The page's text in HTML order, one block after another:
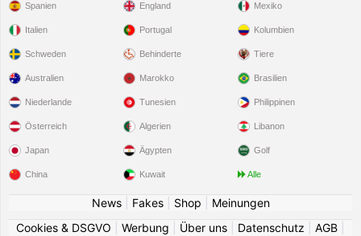
Spanien
Italien
Schweden
England
Portugal
Behinderte
Mexiko
Kolumbien
Tiere
Australien
Niederlande
Österreich
Japan
China
Marokko
Tunesien
Algerien
Ägypten
Kuwait
Brasilien
Philippinen
Libanon
Golf
Alle
News| Fakes| Shop
Meinungen
Cookies & DSGVO
Werbung Über uns Datenschutz AGB